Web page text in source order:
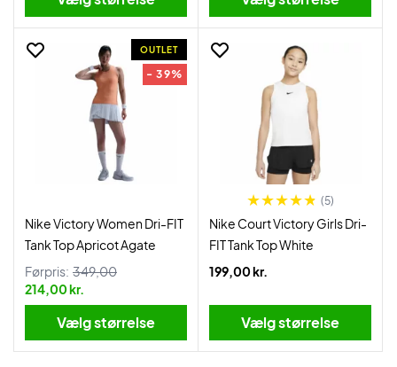
OUTLET
- 39%
Nike Victory Women Dri-FIT
Tank Top Apricot Agate
Førpris: 349,00
214,00 kr.
Vælg størrelse
(5)
Nike Court Victory Girls Dri-
FIT Tank Top White
199,00 kr.
Vælg størrelse